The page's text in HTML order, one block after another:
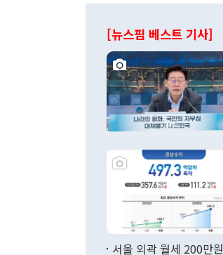
[뉴스핌 베스트 기사]
서울 외곽 월세 200만원